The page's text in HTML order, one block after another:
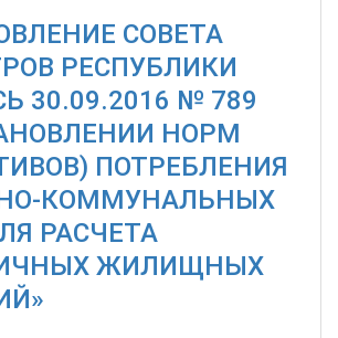
СОВЕТА
РЕСПУБЛИКИ
30.09.2016 № 789
НОРМ
ПОТРЕБЛЕНИЯ
КОММУНАЛЬНЫХ
РАСЧЕТА
ЖИЛИЩНЫХ